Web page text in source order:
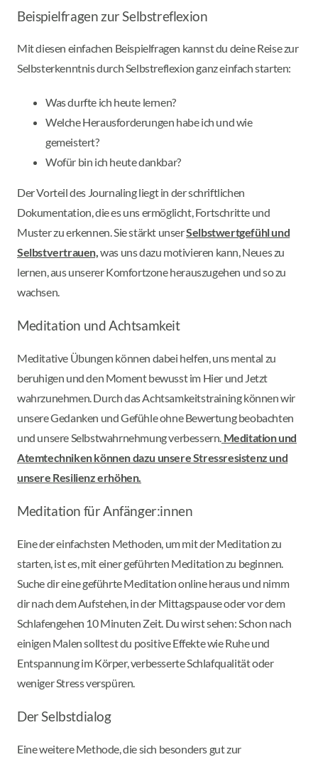
Beispielfragen zur Selbstreflexion
Mit diesen einfachen Beispielfragen kannst du deine Reise zur
Selbsterkenntnis durch Selbstreflexion ganz einfach starten:
Was durfte ich heute lernen?
Welche Herausforderungen habe ich und wie
gemeistert?
Wofür bin ich heute dankbar?
Der Vorteil des Journaling liegt in der schriftlichen
Dokumentation, die es uns ermöglicht, Fortschritte und
Muster zu erkennen. Sie stärkt unserSelbstwertgefühl und
Selbstvertrauen,was uns dazu motivieren kann, Neues zu
lernen, aus unserer Komfortzone herauszugehen und so zu
wachsen.
Meditation und Achtsamkeit
Meditative Übungen können dabei helfen, uns mental zu
beruhigen und den Moment bewusst im Hier und Jetzt
wahrzunehmen. Durch das Achtsamkeitstraining können wir
unsere Gedanken und Gefühle ohne Bewertung beobachten
und unsere Selbstwahrnehmung verbessern. Meditation und
Atemtechniken können dazu unsere Stressresistenz und
unsere Resilienz erhöhen.
Meditation für Anfänger:innen
Eine der einfachsten Methoden, um mit der Meditation zu
starten, ist es, mit einer geführten Meditation zu beginnen.
Suche dir eine geführte Meditation online heraus und nimm
dir nach dem Aufstehen, in der Mittagspause oder vor dem
Schlafengehen 10 Minuten Zeit. Du wirst sehen: Schon nach
einigen Malen solltest du positive Effekte wie Ruhe und
Entspannung im Körper, verbesserte Schlafqualität oder
weniger Stress verspüren.
Der Selbstdialog
Eine weitere Methode, die sich besonders gut zur